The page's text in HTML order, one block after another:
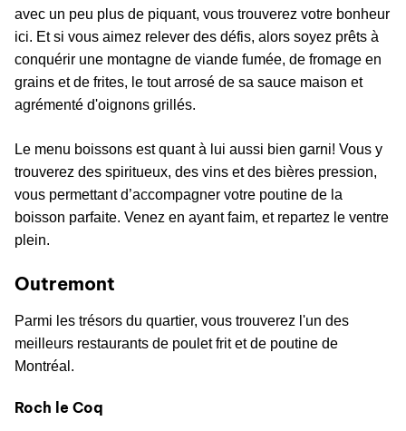
avec un peu plus de piquant, vous trouverez votre bonheur
ici. Et si vous aimez relever des défis, alors soyez prêts à
conquérir une montagne de viande fumée, de fromage en
grains et de frites, le tout arrosé de sa sauce maison et
agrémenté d'oignons grillés.
Le menu boissons est quant à lui aussi bien garni! Vous y
trouverez des spiritueux, des vins et des bières pression,
vous permettant d’accompagner votre poutine de la
boisson parfaite. Venez en ayant faim, et repartez le ventre
plein.
Outremont
Parmi les trésors du quartier, vous trouverez l'un des
meilleurs restaurants de poulet frit et de poutine de
Montréal.
Roch le Coq